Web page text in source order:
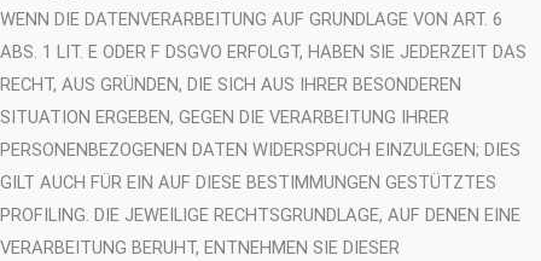
WENN DIE DATENVERARBEITUNG AUF GRUNDLAGE VON ART. 6
ABS. 1 LIT. E ODER F DSGVO ERFOLGT, HABEN SIE JEDERZEIT DAS
RECHT, AUS GRÜNDEN, DIE SICH AUS IHRER BESONDEREN
SITUATION ERGEBEN, GEGEN DIE VERARBEITUNG IHRER
PERSONENBEZOGENEN DATEN WIDERSPRUCH EINZULEGEN; DIES
GILT AUCH FÜR EIN AUF DIESE BESTIMMUNGEN GESTÜTZTES
PROFILING. DIE JEWEILIGE RECHTSGRUNDLAGE, AUF DENEN EINE
VERARBEITUNG BERUHT, ENTNEHMEN SIE DIESER